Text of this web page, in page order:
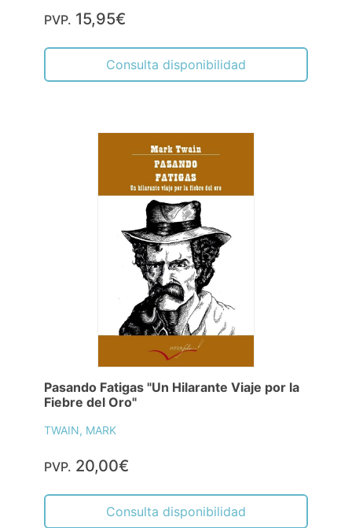
PVP. 15,95€
Consulta disponibilidad
Pasando Fatigas "Un Hilarante Viaje por la
Fiebre del Oro"
TWAIN, MARK
PVP. 20,00€
Consulta disponibilidad